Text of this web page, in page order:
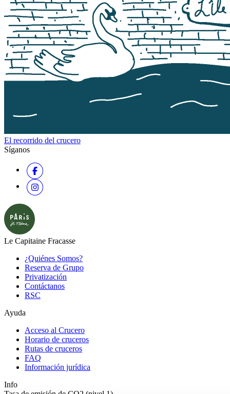
El recorrido del crucero
Síganos
Le Capitaine Fracasse
¿Quiénes Somos?
Reserva de Grupo
Privatización
Contáctanos
RSC
Ayuda
Acceso al Crucero
Horario de cruceros
Rutas de cruceros
FAQ
Información jurídica
Info